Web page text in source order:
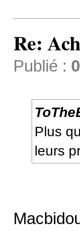
Re:
Publié :
Plus
leurs